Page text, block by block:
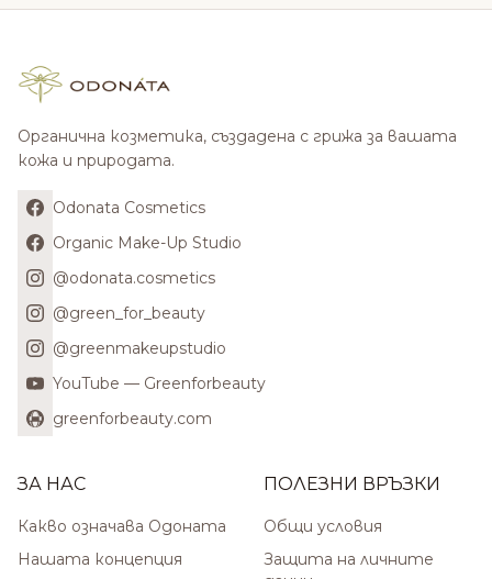
Органична козметика, създадена с грижа за вашата
кожа и природата.
Odonata Cosmetics
Organic Make-Up Studio
@odonata.cosmetics
@green_for_beauty
@greenmakeupstudio
YouTube — Greenforbeauty
greenforbeauty.com
ЗА НАС
Какво означава Одоната
Нашата концепция
ПОЛЕЗНИ ВРЪЗКИ
Общи условия
Защита на личните